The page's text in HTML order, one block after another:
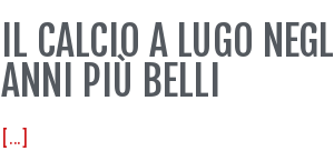
IL CALCIO A LUGO NEGLI
ANNI PIÙ BELLI
[...]